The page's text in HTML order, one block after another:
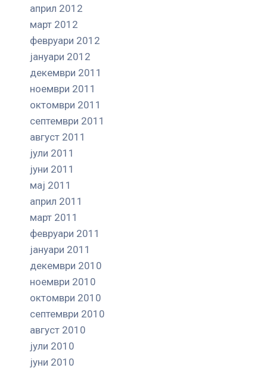
април 2012
март 2012
февруари 2012
јануари 2012
декември 2011
ноември 2011
октомври 2011
септември 2011
август 2011
јули 2011
јуни 2011
мај 2011
април 2011
март 2011
февруари 2011
јануари 2011
декември 2010
ноември 2010
октомври 2010
септември 2010
август 2010
јули 2010
јуни 2010